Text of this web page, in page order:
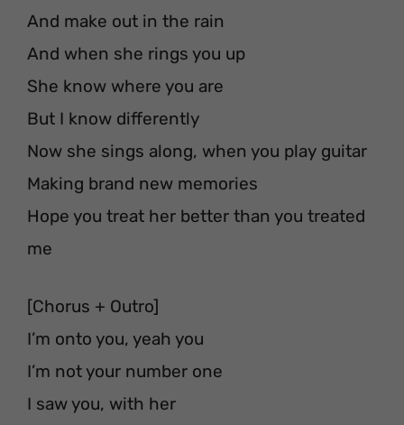
And make out in the rain
And when she rings you up
She know where you are
But I know differently
Now she sings along, when you play guitar
Making brand new memories
Hope you treat her better than you treated
me
[Chorus + Outro]
I’m onto you, yeah you
I’m not your number one
I saw you, with her